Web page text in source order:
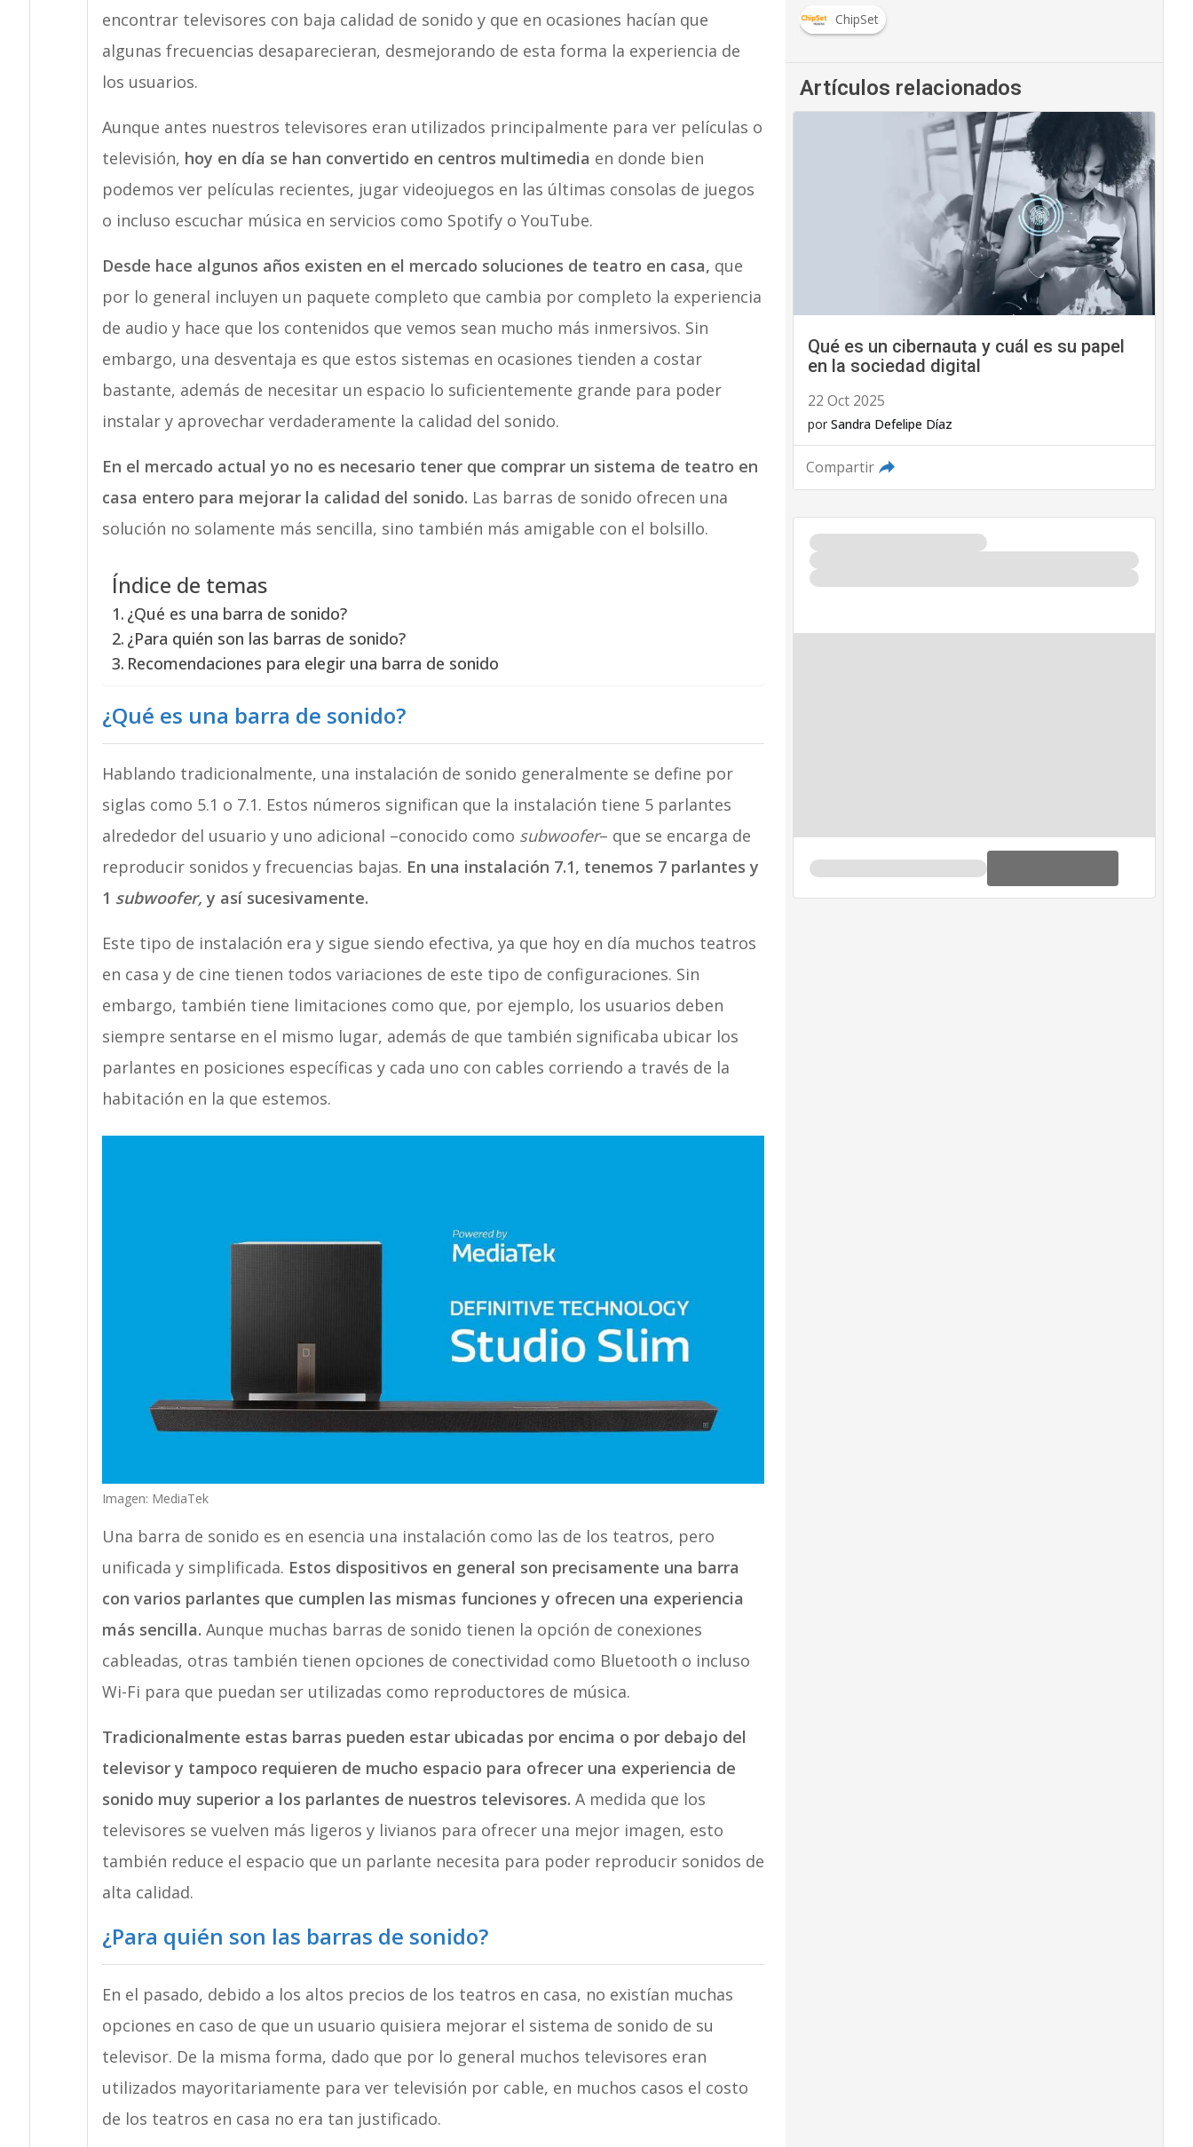
encontrar televisores con baja calidad de sonido y que en ocasiones hacían que
algunas frecuencias desaparecieran, desmejorando de esta forma la experiencia de
los usuarios.
Aunque antes nuestros televisores eran utilizados principalmente para ver películas o
televisión, hoy en día se han convertido en centros multimedia en donde bien
podemos ver películas recientes, jugar videojuegos en las últimas consolas de juegos
o incluso escuchar música en servicios como Spotify o YouTube.
Desde hace algunos años existen en el mercado soluciones de teatro en casa, que
por lo general incluyen un paquete completo que cambia por completo la experiencia
de audio y hace que los contenidos que vemos sean mucho más inmersivos. Sin
embargo, una desventaja es que estos sistemas en ocasiones tienden a costar
bastante, además de necesitar un espacio lo suficientemente grande para poder
instalar y aprovechar verdaderamente la calidad del sonido.
En el mercado actual yo no es necesario tener que comprar un sistema de teatro en
casa entero para mejorar la calidad del sonido. Las barras de sonido ofrecen una
solución no solamente más sencilla, sino también más amigable con el bolsillo.
Índice de temas
¿Qué es una barra de sonido?
¿Para quién son las barras de sonido?
Recomendaciones para elegir una barra de sonido
¿Qué es una barra de sonido?
Hablando tradicionalmente, una instalación de sonido generalmente se define por
siglas como 5.1 o 7.1. Estos números significan que la instalación tiene 5 parlantes
alrededor del usuario y uno adicional –conocido como subwoofer– que se encarga de
reproducir sonidos y frecuencias bajas. En una instalación 7.1, tenemos 7 parlantes y
1 subwoofer,y así sucesivamente.
Este tipo de instalación era y sigue siendo efectiva, ya que hoy en día muchos teatros
en casa y de cine tienen todos variaciones de este tipo de configuraciones. Sin
embargo, también tiene limitaciones como que, por ejemplo, los usuarios deben
siempre sentarse en el mismo lugar, además de que también significaba ubicar los
parlantes en posiciones específicas y cada uno con cables corriendo a través de la
habitación en la que estemos.
Imagen: MediaTek
Una barra de sonido es en esencia una instalación como las de los teatros, pero
unificada y simplificada. Estos dispositivos en general son precisamente una barra
con varios parlantes que cumplen las mismas funciones y ofrecen una experiencia
más sencilla. Aunque muchas barras de sonido tienen la opción de conexiones
cableadas, otras también tienen opciones de conectividad como Bluetooth o incluso
Wi-Fi para que puedan ser utilizadas como reproductores de música.
Tradicionalmente estas barras pueden estar ubicadas por encima o por debajo del
televisor y tampoco requieren de mucho espacio para ofrecer una experiencia de
sonido muy superior a los parlantes de nuestros televisores. A medida que los
televisores se vuelven más ligeros y livianos para ofrecer una mejor imagen, esto
también reduce el espacio que un parlante necesita para poder reproducir sonidos de
alta calidad.
¿Para quién son las barras de sonido?
En el pasado, debido a los altos precios de los teatros en casa, no existían muchas
opciones en caso de que un usuario quisiera mejorar el sistema de sonido de su
televisor. De la misma forma, dado que por lo general muchos televisores eran
utilizados mayoritariamente para ver televisión por cable, en muchos casos el costo
de los teatros en casa no era tan justificado.
ChipSet
Artículos relacionados
Qué es un cibernauta y cuál es su papel
en la sociedad digital
22 Oct 2025
por Sandra Defelipe Díaz
Compartir